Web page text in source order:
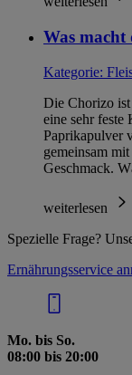
Was macht
Kategorie:
Die Chorizo ist
eine sehr feste
Paprikapulver
gemeinsam
Geschmack.
weiterlesen
Spezielle Frage?
Ernährungsservice
Mo. bis So.
08:00 bis 20:00
imImpressum